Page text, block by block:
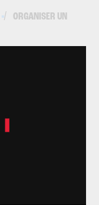
▪
ORGANISER UN